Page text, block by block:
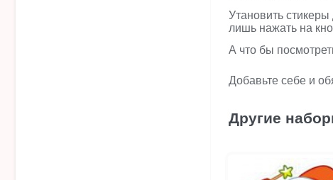
Утановить
лишь нажать на
А что бы
Добавьте себе и
Другие